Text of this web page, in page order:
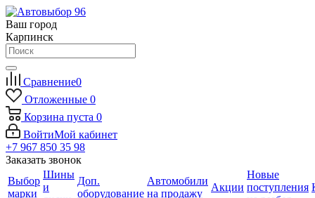
Ваш город
Карпинск
Сравнение0
Отложенные 0
Корзина пуста 0
ВойтиМой кабинет
+7 967 850 35 98
Заказать звонок
Выбор
марки
Шины
и
Доп.
оборудование
Автомобили
на продажу
Акции
Новые
поступления